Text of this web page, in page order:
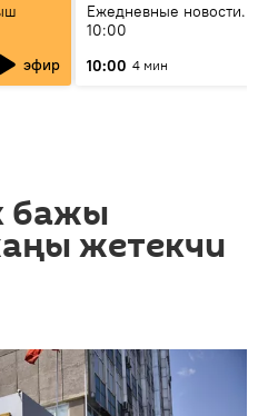
эфир
Ежедневные новости.
10:00
10:00 4 мин
бажы
жетекчи